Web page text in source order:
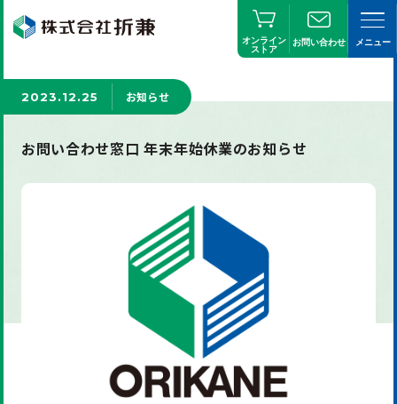
オンライン
ストア
お問い合わせ メニュー
2023.12.25 お知らせ
お問い合わせ窓口 年末年始休業のお知らせ